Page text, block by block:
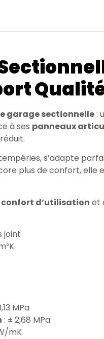
garage sectionnelle:
à ses panneaux
s’adapte
plus de confort, elle
confort d’utilisation et
joint
MPa
: ± 2,68 MPa
mK